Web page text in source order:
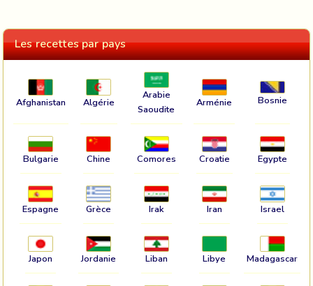
Les recettes par pays
Afghanistan Algérie
Arabie
Saoudite
Arménie Bosnie
Bulgarie Chine Comores Croatie Egypte
Espagne Grèce Irak Iran Israel
Japon Jordanie Liban Libye Madagascar